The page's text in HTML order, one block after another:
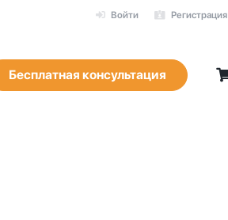
Войти Регистрация
Бесплатная консультация